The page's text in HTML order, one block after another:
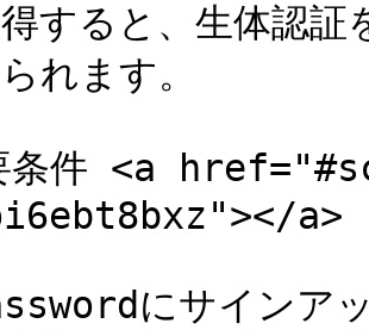
すると、生体認
れます。
条件 <a
a>
にサインア